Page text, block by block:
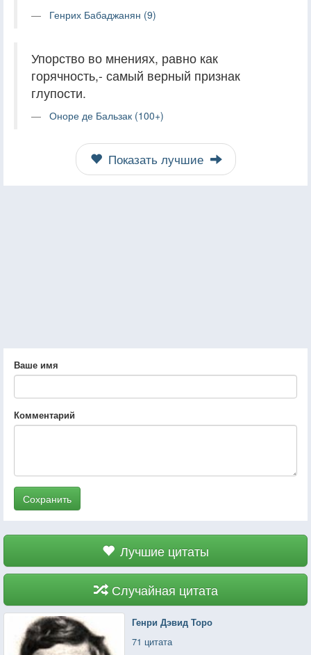
Генрих Бабаджанян (9)
Упорство во мнениях, равно как
горячность,- самый верный признак
глупости.
Оноре де Бальзак (100+)
Показать лучшие
Ваше имя
Комментарий
Сохранить
Лучшие цитаты
Случайная цитата
Генри Дэвид Торо
71 цитата